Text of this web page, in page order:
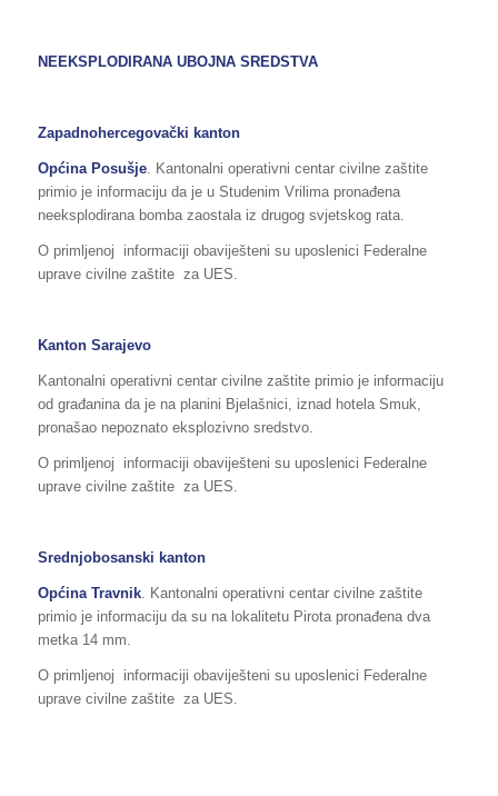
NEEKSPLODIRANA UBOJNA SREDSTVA
Zapadnohercegovački kanton
Općina Posušje. Kantonalni operativni centar civilne zaštite
primio je informaciju da je u Studenim Vrilima pronađena
neeksplodirana bomba zaostala iz drugog svjetskog rata.
O primljenoj informaciji obaviješteni su uposlenici Federalne
uprave civilne zaštite za UES.
Kanton Sarajevo
Kantonalni operativni centar civilne zaštite primio je informaciju
od građanina da je na planini Bjelašnici, iznad hotela Smuk,
pronašao nepoznato eksplozivno sredstvo.
O primljenoj informaciji obaviješteni su uposlenici Federalne
uprave civilne zaštite za UES.
Srednjobosanski kanton
Općina Travnik. Kantonalni operativni centar civilne zaštite
primio je informaciju da su na lokalitetu Pirota pronađena dva
metka 14 mm.
O primljenoj informaciji obaviješteni su uposlenici Federalne
uprave civilne zaštite za UES.